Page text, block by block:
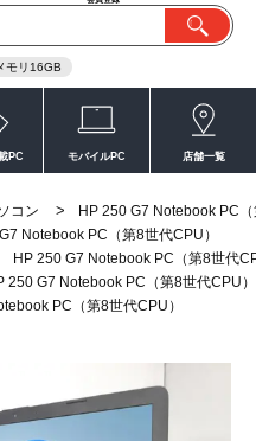
モリ16GB
PC モバイルPC 店舗一覧
コン >
HP 250 G7 Notebook PC
Notebook PC（第8世代CPU）
HP 250 G7 Notebook PC（第8世代
250 G7 Notebook PC（第8世代CPU）
PC（第8世代CPU）